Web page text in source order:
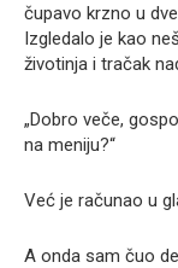
čupavo krzno u
Izgledalo je kao
životinja i tračak
„Dobro veče,
na meniju?“
Već je računao u
A onda sam čuo